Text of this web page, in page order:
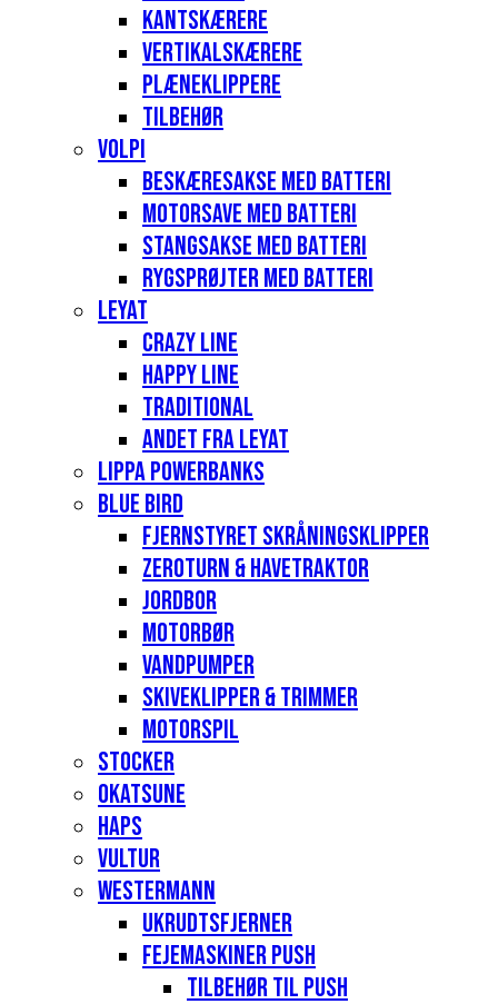
Kantskærere
Vertikalskærere
Plæneklippere
Tilbehør
Volpi
Beskæresakse med batteri
Motorsave med batteri
Stangsakse med batteri
Rygsprøjter med batteri
Leyat
Crazy Line
Happy Line
Traditional
Andet fra Leyat
Lippa Powerbanks
Blue Bird
Fjernstyret skråningsklipper
Zeroturn & havetraktor
Jordbor
Motorbør
Vandpumper
Skiveklipper & Trimmer
Motorspil
Stocker
Okatsune
Haps
Vultur
Westermann
Ukrudtsfjerner
Fejemaskiner Push
Tilbehør til push